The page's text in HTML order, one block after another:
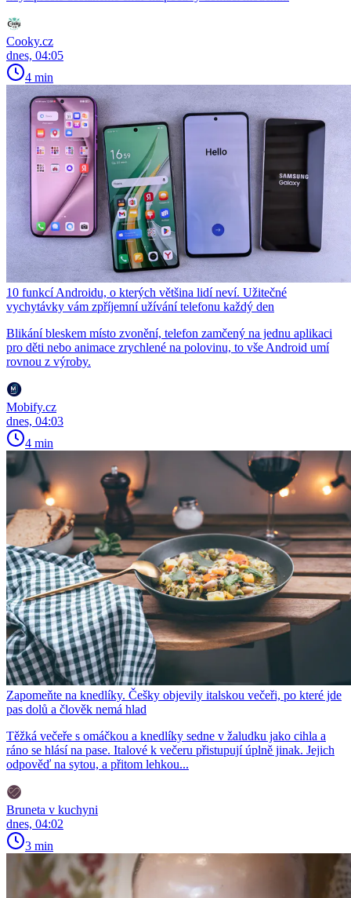
Cooky.cz
dnes, 04:05
4 min
10 funkcí Androidu, o kterých většina lidí neví. Užitečné
vychytávky vám zpříjemní užívání telefonu každý den
Blikání bleskem místo zvonění, telefon zamčený na jednu aplikaci
pro děti nebo animace zrychlené na polovinu, to vše Android umí
rovnou z výroby.
Mobify.cz
dnes, 04:03
4 min
Zapomeňte na knedlíky. Češky objevily italskou večeři, po které jde
pas dolů a člověk nemá hlad
Těžká večeře s omáčkou a knedlíky sedne v žaludku jako cihla a
ráno se hlásí na pase. Italové k večeru přistupují úplně jinak. Jejich
odpověď na sytou, a přitom lehkou...
Bruneta v kuchyni
dnes, 04:02
3 min